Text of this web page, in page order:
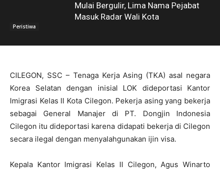
Peristiwa
Mulai Bergulir, Lima Nama Pejabat
Masuk Radar Wali Kota
CILEGON, SSC – Tenaga Kerja Asing (TKA) asal negara
Korea Selatan dengan inisial LOK dideportasi Kantor
Imigrasi Kelas II Kota Cilegon. Pekerja asing yang bekerja
sebagai General Manajer di PT. Dongjin Indonesia
Cilegon itu dideportasi karena didapati bekerja di Cilegon
secara ilegal dengan menyalahgunakan ijin visa.
Kepala Kantor Imigrasi Kelas II Cilegon, Agus Winarto